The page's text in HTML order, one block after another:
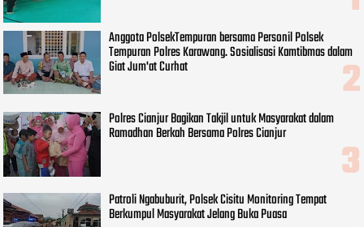
Anggota PolsekTempuran bersama Personil Polsek
Tempuran Polres Karawang. Sosialisasi Kamtibmas dalam
Giat Jum'at Curhat
Polres Cianjur Bagikan Takjil untuk Masyarakat dalam
Ramadhan Berkah Bersama Polres Cianjur
Patroli Ngabuburit, Polsek Cisitu Monitoring Tempat
Berkumpul Masyarakat Jelang Buka Puasa